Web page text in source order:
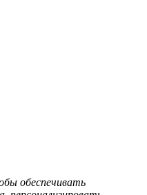
обеспечивать